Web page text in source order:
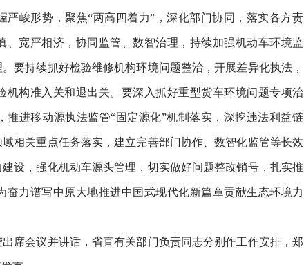
严峻形势，聚焦“两高四着力”，深化部门协同，落实各方责
、宽严相济，协同监管、数智治理，持续加强机动车环境监
要持续抓好检验维修机构环境问题整治，开展差异化执法，
机构准入关和退出关。要深入抓好重型货车环境问题专项治
推进移动源执法监管“固定源化”机制落实，深挖违法利益链
相关重点任务落实，建立完善部门协作、数智化监管等长效
设，强化机动车源头管理，切实做好问题整改销号，扎实推
力谱写中原大地推进中国式现代化新篇章贡献生态环境力
会议并讲话，省直有关部门负责同志分别作工作安排，郑